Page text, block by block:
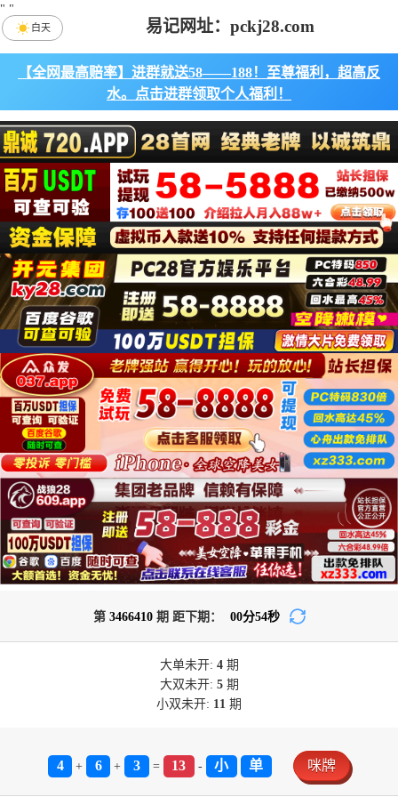
易记网址：pckj28.com
白天
第 3466410期 距下期： 00分54秒
大单未开: 4期
大双未开: 5期
小双未开: 11 期
4 + 6 + 3 = 13 - 小 单 咪牌
" "